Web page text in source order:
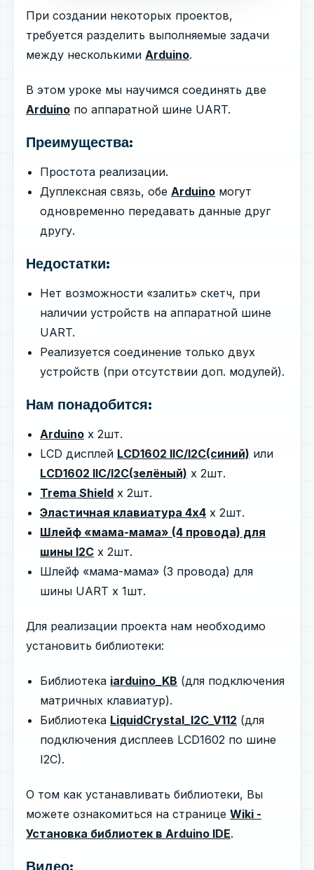
При создании некоторых проектов,
требуется разделить выполняемые задачи
между несколькими Arduino.
В этом уроке мы научимся соединять две
Arduino по аппаратной шине UART.
Преимущества:
Простота реализации.
Дуплексная связь, обе Arduino могут
одновременно передавать данные друг
другу.
Недостатки:
Нет возможности «залить» скетч, при
наличии устройств на аппаратной шине
UART.
Реализуется соединение только двух
устройств (при отсутствии доп. модулей).
Нам понадобится:
Arduino х 2шт.
LCD дисплей LCD1602 IIC/I2C(синий) или
LCD1602 IIC/I2C(зелёный) х 2шт.
Trema Shield х 2шт.
Эластичная клавиатура 4x4 х 2шт.
Шлейф «мама-мама» (4 провода) для
шины I2С х 2шт.
Шлейф «мама-мама» (3 провода) для
шины UART x 1шт.
Для реализации проекта нам необходимо
установить библиотеки:
Библиотека iarduino_KB (для подключения
матричных клавиатур).
Библиотека LiquidCrystal_I2C_V112 (для
подключения дисплеев LCD1602 по шине
I2C).
О том как устанавливать библиотеки, Вы
можете ознакомиться на странице Wiki -
Установка библиотек в Arduino IDE.
Видео: